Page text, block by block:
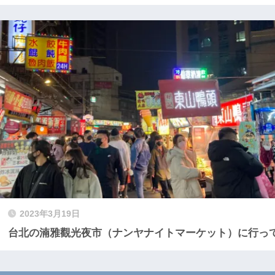
2023年3月19日
台北の湳雅觀光夜市（ナンヤナイトマーケット）に行っ